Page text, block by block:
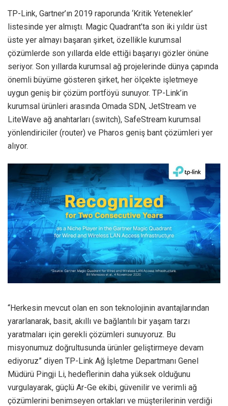
TP-Link, Gartner’ın 2019 raporunda ‘Kritik Yetenekler’
listesinde yer almıştı. Magic Quadrant’ta son iki yıldır üst
üste yer almayı başaran şirket, özellikle kurumsal
çözümlerde son yıllarda elde ettiği başarıyı gözler önüne
seriyor. Son yıllarda kurumsal ağ projelerinde dünya çapında
önemli büyüme gösteren şirket, her ölçekte işletmeye
uygun geniş bir çözüm portföyü sunuyor. TP-Link’in
kurumsal ürünleri arasında Omada SDN, JetStream ve
LiteWave ağ anahtarları (switch), SafeStream kurumsal
yönlendiriciler (router) ve Pharos geniş bant çözümleri yer
alıyor.
“Herkesin mevcut olan en son teknolojinin avantajlarından
yararlanarak, basit, akıllı ve bağlantılı bir yaşam tarzı
yaratmaları için gerekli çözümleri sunuyoruz. Bu
misyonumuz doğrultusunda ürünler geliştirmeye devam
ediyoruz” diyen TP-Link Ağ İşletme Departmanı Genel
Müdürü Pingji Li, hedeflerinin daha yüksek olduğunu
vurgulayarak, güçlü Ar-Ge ekibi, güvenilir ve verimli ağ
çözümlerini benimseyen ortakları ve müşterilerinin verdiği